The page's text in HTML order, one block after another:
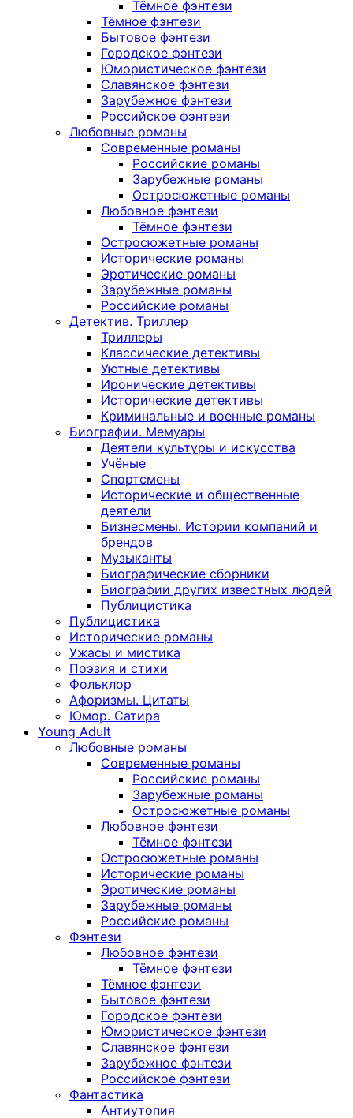
Тёмное фэнтези
Тёмное фэнтези
Бытовое фэнтези
Городское фэнтези
Юмористическое фэнтези
Славянское фэнтези
Зарубежное фэнтези
Российское фэнтези
Любовные романы
Современные романы
Российские романы
Зарубежные романы
Остросюжетные романы
Любовное фэнтези
Тёмное фэнтези
Остросюжетные романы
Исторические романы
Эротические романы
Зарубежные романы
Российские романы
Детектив. Триллер
Триллеры
Классические детективы
Уютные детективы
Иронические детективы
Исторические детективы
Криминальные и военные романы
Биографии. Мемуары
Деятели культуры и искусства
Учёные
Спортсмены
Исторические и общественные
деятели
Бизнесмены. Истории компаний и
брендов
Музыканты
Биографические сборники
Биографии других известных людей
Публицистика
Публицистика
Исторические романы
Ужасы и мистика
Поэзия и стихи
Фольклор
Афоризмы. Цитаты
Юмор. Сатира
Young Adult
Любовные романы
Современные романы
Российские романы
Зарубежные романы
Остросюжетные романы
Любовное фэнтези
Тёмное фэнтези
Остросюжетные романы
Исторические романы
Эротические романы
Зарубежные романы
Российские романы
Фэнтези
Любовное фэнтези
Тёмное фэнтези
Тёмное фэнтези
Бытовое фэнтези
Городское фэнтези
Юмористическое фэнтези
Славянское фэнтези
Зарубежное фэнтези
Российское фэнтези
Фантастика
Антиутопия